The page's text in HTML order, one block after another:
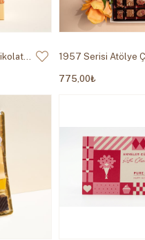
Yaldızlı Fındıklı Nuga Çikolata 500g
775,00₺